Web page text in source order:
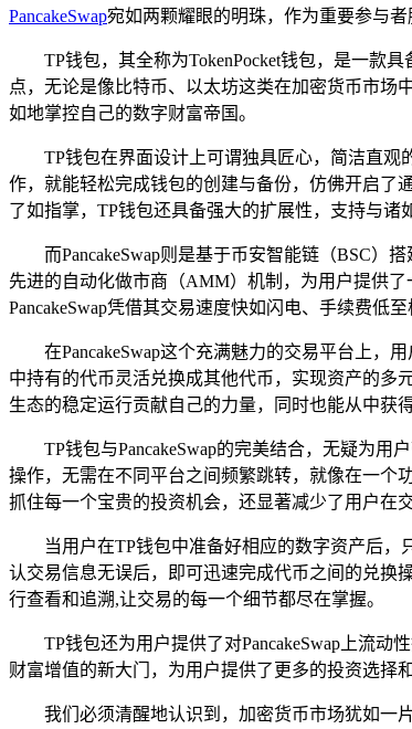
PancakeSwap宛如两颗耀眼的明珠，作为重要参与
TP钱包，其全称为TokenPocket钱包，是一款
点，无论是像比特币、以太坊这类在加密货币市场
如地掌控自己的数字财富帝国。
TP钱包在界面设计上可谓独具匠心，简洁直
作，就能轻松完成钱包的创建与备份，仿佛开启了
了如指掌，TP钱包还具备强大的扩展性，支持与诸
而PancakeSwap则是基于币安智能链（BSC）
先进的自动化做市商（AMM）机制，为用户提供
PancakeSwap凭借其交易速度快如闪电、手续费低
在PancakeSwap这个充满魅力的交易平台上
中持有的代币灵活兑换成其他代币，实现资产的多
生态的稳定运行贡献自己的力量，同时也能从中获
TP钱包与PancakeSwap的完美结合，无疑为
操作，无需在不同平台之间频繁跳转，就像在一个
抓住每一个宝贵的投资机会，还显著减少了用户在
当用户在TP钱包中准备好相应的数字资产后，
认交易信息无误后，即可迅速完成代币之间的兑换
行查看和追溯,让交易的每一个细节都尽在掌握。
TP钱包还为用户提供了对PancakeSwap上流
财富增值的新大门，为用户提供了更多的投资选择
我们必须清醒地认识到，加密货币市场犹如一